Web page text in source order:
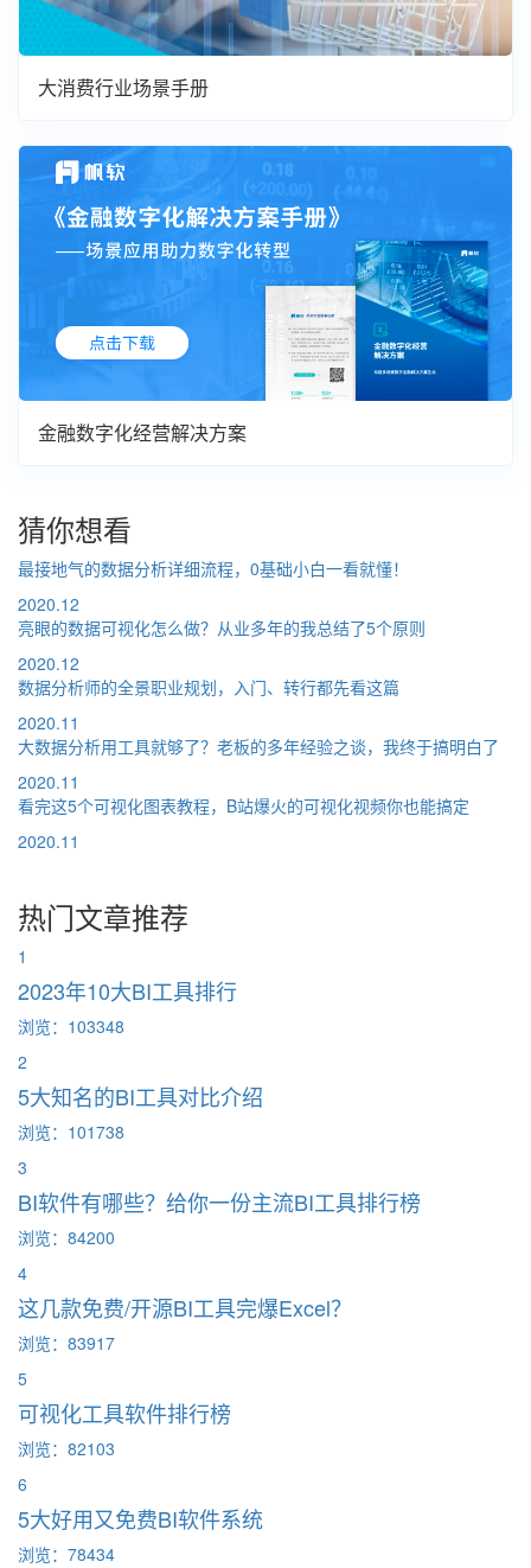
大消费行业场景手册
金融数字化经营解决方案
猜你想看
最接地气的数据分析详细流程，0基础小白一看就懂！
2020.12
亮眼的数据可视化怎么做？从业多年的我总结了5个原则
2020.12
数据分析师的全景职业规划，入门、转行都先看这篇
2020.11
大数据分析用工具就够了？老板的多年经验之谈，我终于搞明白了
2020.11
看完这5个可视化图表教程，B站爆火的可视化视频你也能搞定
2020.11
热门文章推荐
1
2023年10大BI工具排行
浏览：103348
2
5大知名的BI工具对比介绍
浏览：101738
3
BI软件有哪些？给你一份主流BI工具排行榜
浏览：84200
4
这几款免费/开源BI工具完爆Excel？
浏览：83917
5
可视化工具软件排行榜
浏览：82103
6
5大好用又免费BI软件系统
浏览：78434